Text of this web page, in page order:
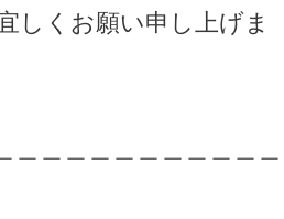
しくお願い申し上げま